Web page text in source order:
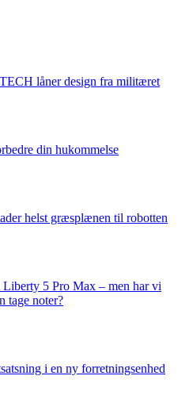
låner design fra militæret
din hukommelse
helst græsplænen til robotten
5 Pro Max – men har vi
tage noter?
i en ny forretningsenhed